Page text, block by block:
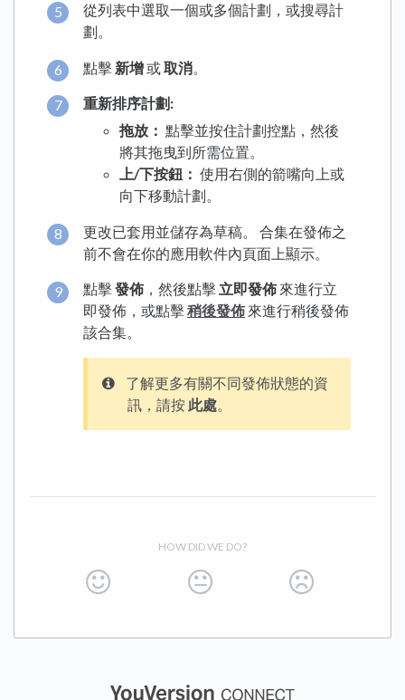
從列表中選取一個或多個計劃，或搜尋計
劃。
點擊 新增或取消
重新排序計劃:
拖放： 點擊並按住計劃控點，然後
將其拖曳到所需位置。
上/下按鈕： 使用右側的箭嘴向上或
向下移動計劃。
更改已套用並儲存為草稿。 合集在發佈之
前不會在你的應用軟件內頁面上顯示。
點擊 發佈，然後點擊 立即發佈來進行立
即發佈，或點擊 稍後發佈 來進行稍後發佈
該合集。
了解更多有關不同發佈狀態的資
訊，請按 此處。
HOW DID WE DO?
(opens in a